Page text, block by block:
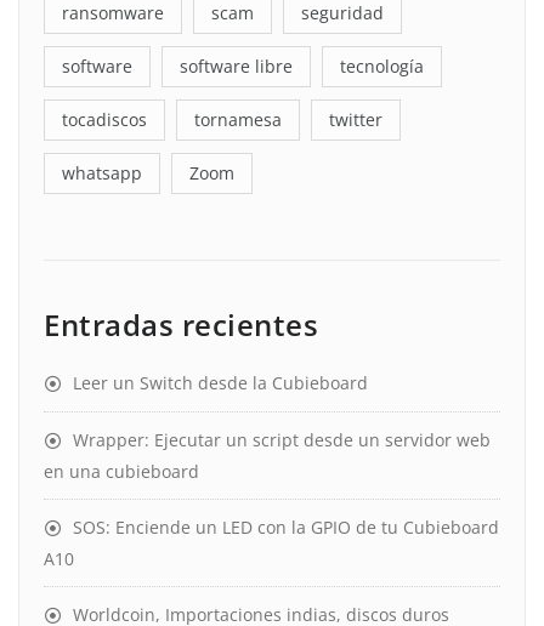
ransomware scam seguridad
software software libre tecnología
tocadiscos tornamesa twitter
whatsapp Zoom
Entradas recientes
Leer un Switch desde la Cubieboard
Wrapper: Ejecutar un script desde un servidor web
en una cubieboard
SOS: Enciende un LED con la GPIO de tu Cubieboard
A10
Worldcoin, Importaciones indias, discos duros